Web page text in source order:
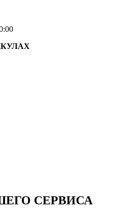
СЕРВИСА